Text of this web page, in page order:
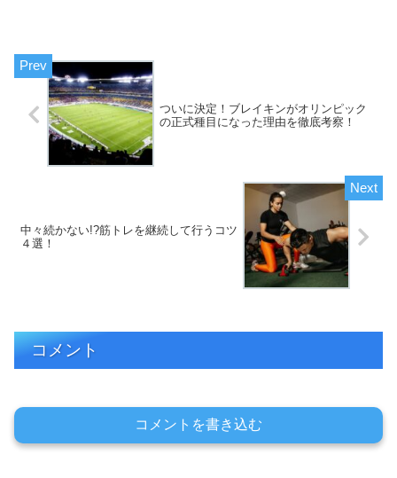
ついに決定！ブレイキンがオリンピック
の正式種目になった理由を徹底考察！
中々続かない!?筋トレを継続して行うコツ
４選！
コメント
コメントを書き込む